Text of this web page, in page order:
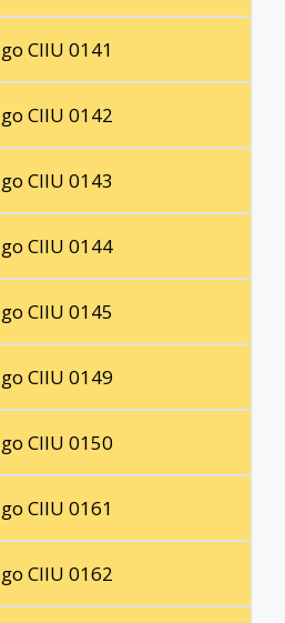
CIIU 0141
CIIU 0142
CIIU 0143
CIIU 0144
CIIU 0145
CIIU 0149
CIIU 0150
CIIU 0161
CIIU 0162